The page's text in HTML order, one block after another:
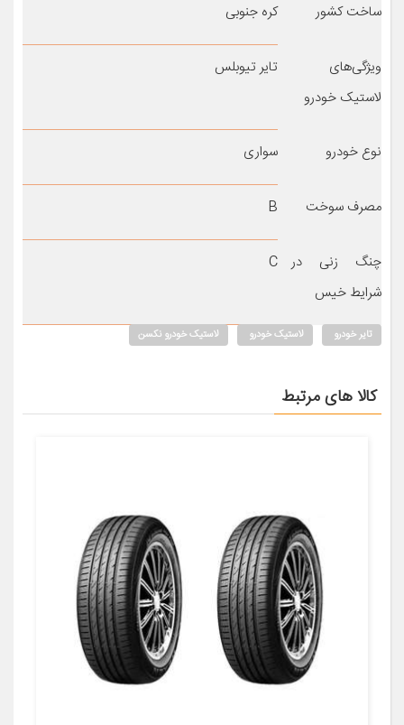
ساخت کشور کره جنوبی
ویژگی‌های
لاستیک خودرو
تایر تیوبلس
نوع خودرو سواری
مصرف سوخت B
چنگ زنی در
شرایط خیس
C
تایر خودرو لاستیک خودرو لاستیک خودرو نکسن
کالا های مرتبط